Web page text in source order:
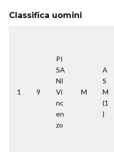
Classifica uomini
1 9
PI
SA
NI
Vi
nc
en
zo
M
A
S
M
(1
)